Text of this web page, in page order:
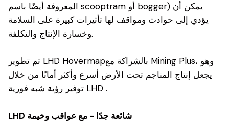
المعروفة أيضًا باسم scooptram أو bogger) يمكن أن
يؤدي إلى حوادث ومواقف لها تأثيرات كبيرة على السلامة
وخسارة الإنتاج والتكلفة.
تم تطوير LHD Hovermapبالشراكة مع Mining Plus، وهو
يجعل إنتاج المناجم تحت الأرض أسرع وأكثر أمانًا من خلال
توفير رؤية شبه فورية LHD .
LHD شائعة جدًا - مع عواقب وخيمة